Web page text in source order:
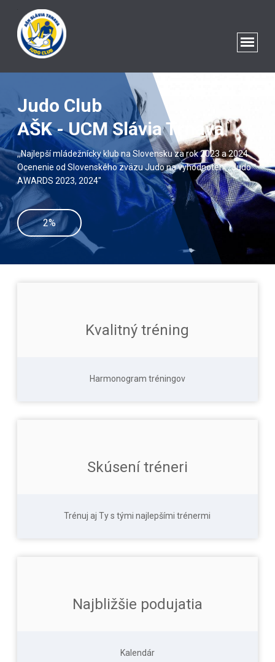
Judo Club
AŠK - UCM Slávia Trnava
,,Najlepší mládežnícky klub na Slovensku za rok 2023 a 2024
Ocenenie od Slovenského zväzu Judo na vyhodnotení ,,Judo
AWARDS 2023, 2024"
2%
Kvalitný tréning
Harmonogram tréningov
Skúsení tréneri
Trénuj aj Ty s tými najlepšími trénermi
Najbližšie podujatia
Kalendár